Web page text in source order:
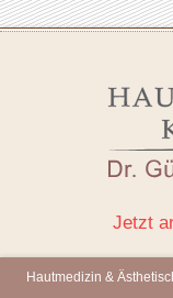
Jetzt
Hautmedizin &